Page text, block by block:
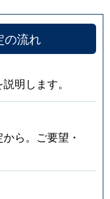
の流れ
明します。
ら。ご要望・